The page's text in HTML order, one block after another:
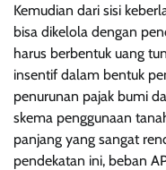
Kemudian dari sisi
bisa dikelola dengan
harus berbentuk uang
insentif dalam bentuk
penurunan pajak bumi
skema penggunaan
panjang yang sangat
pendekatan ini, beban